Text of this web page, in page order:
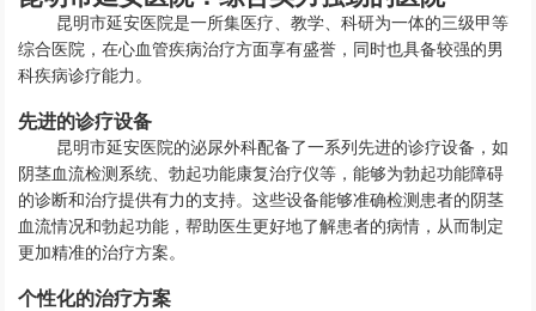
昆明市延安医院是一所集医疗、教学、科研为一体的三级甲等
综合医院，在心血管疾病治疗方面享有盛誉，同时也具备较强的男
科疾病诊疗能力。
先进的诊疗设备
昆明市延安医院的泌尿外科配备了一系列先进的诊疗设备，如
阴茎血流检测系统、勃起功能康复治疗仪等，能够为勃起功能障碍
的诊断和治疗提供有力的支持。这些设备能够准确检测患者的阴茎
血流情况和勃起功能，帮助医生更好地了解患者的病情，从而制定
更加精准的治疗方案。
个性化的治疗方案